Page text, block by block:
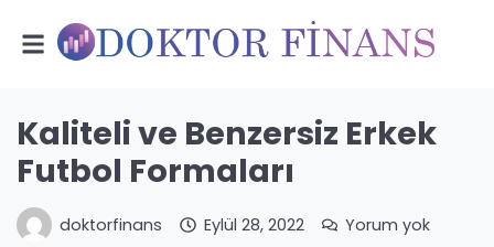
Kaliteli ve Benzersiz Erkek
Futbol Formaları
doktorfinans Eylül 28, 2022 Yorum yok